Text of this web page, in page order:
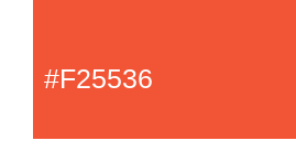
#F25536